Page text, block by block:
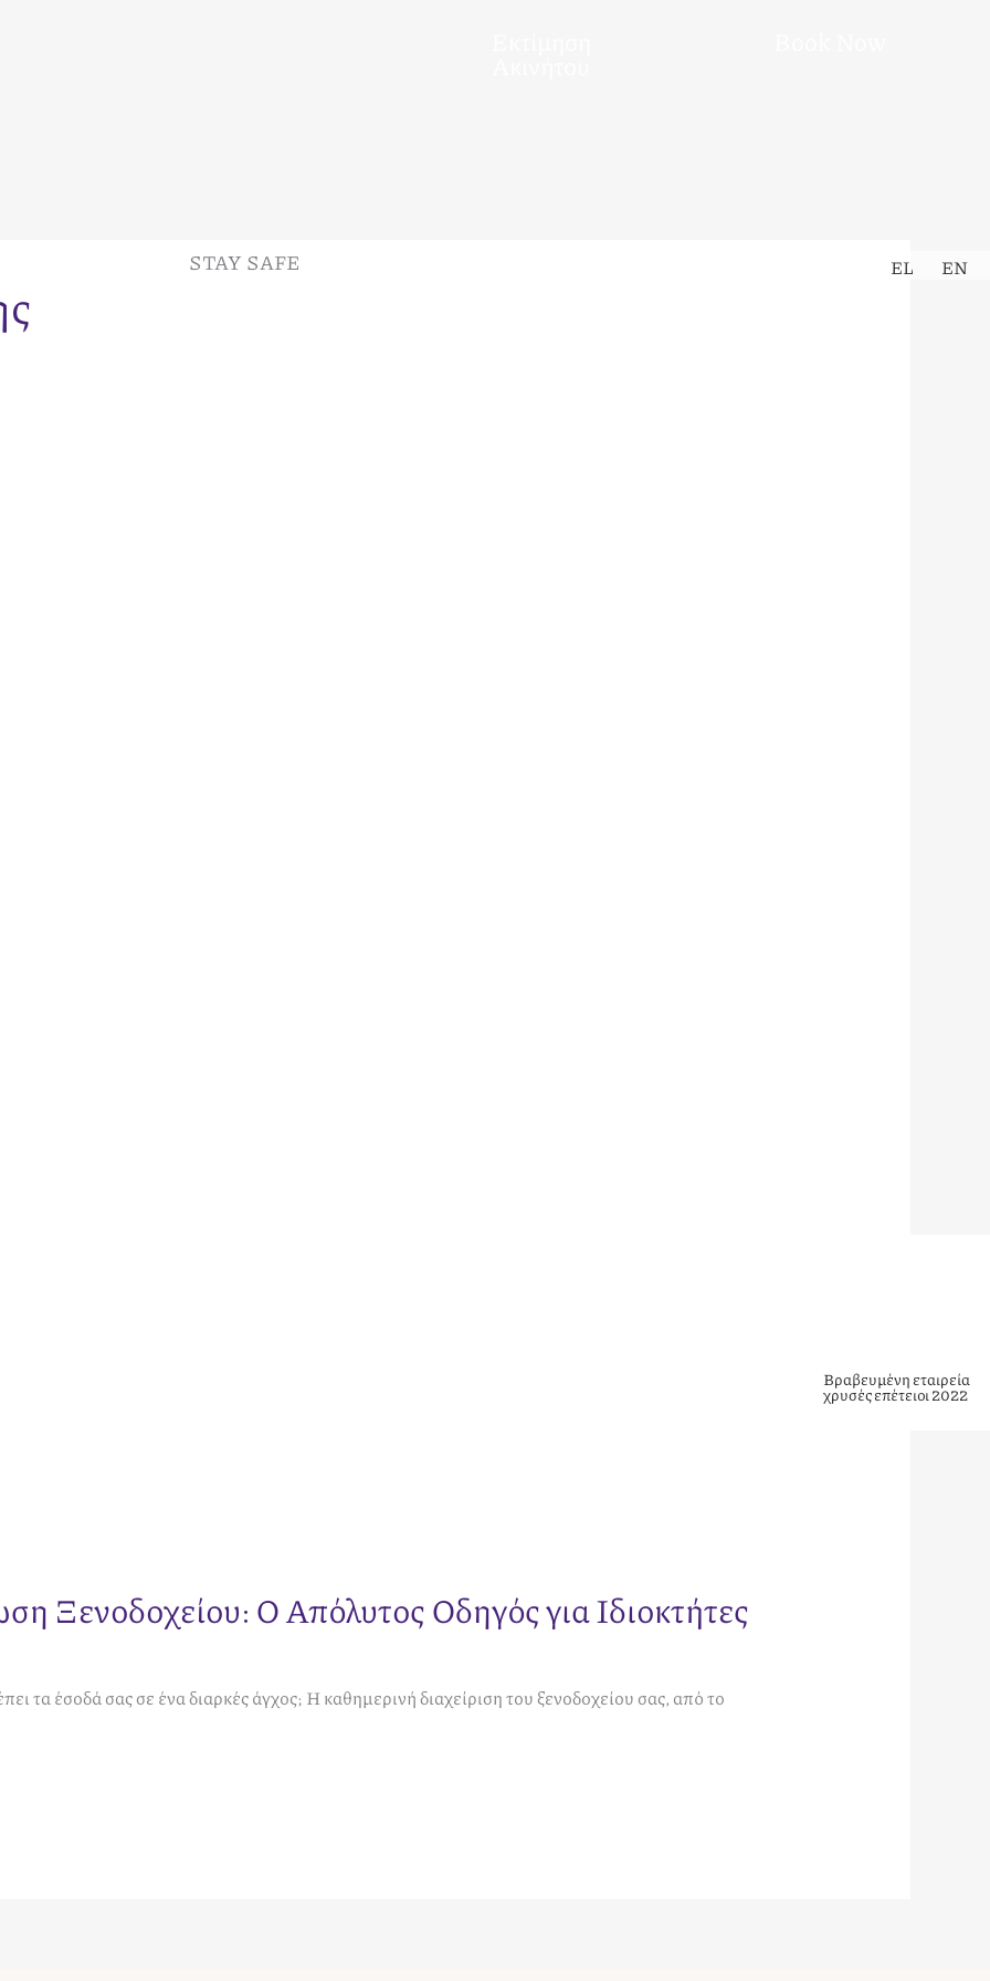
STAY SAFE EL EN
Ξενοδοχείου: Ο Απόλυτος Οδηγός για Ιδιοκτήτες
τα έσοδά σας σε ένα διαρκές άγχος; Η καθημερινή διαχείριση του ξενοδοχείου σας, από το
Βραβευμένη εταιρεία
χρυσές επέτειοι 2022